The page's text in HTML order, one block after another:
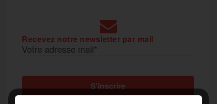
Recevez notre newsletter par mail
Votre adresse mail*